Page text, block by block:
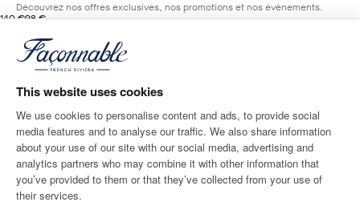
This website uses cookies
We use cookies to personalise content and ads, to provide social
media features and to analyse our traffic. We also share information
about your use of our site with our social media, advertising and
analytics partners who may combine it with other information that
you’ve provided to them or that they’ve collected from your use of
their services.
140 €
original price 140 €
98 €
current price 98 €
NAVAL
BLUE
Taille
AJOUTER AU PANIER
Découvrez nos offres exclusives, nos promotions et nos évènements.
E-mail*
ADRESSE POSTALE
France
LANGUE
Français
CONTACTEZ-NOUS